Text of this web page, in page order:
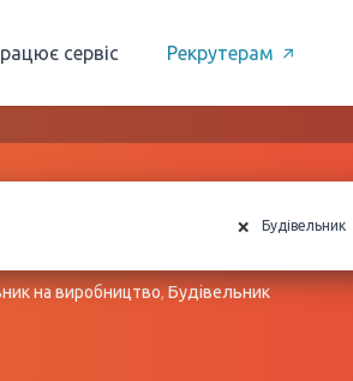
сервіс Рекрутерам
× Будівельник
на виробництво,Будівельник